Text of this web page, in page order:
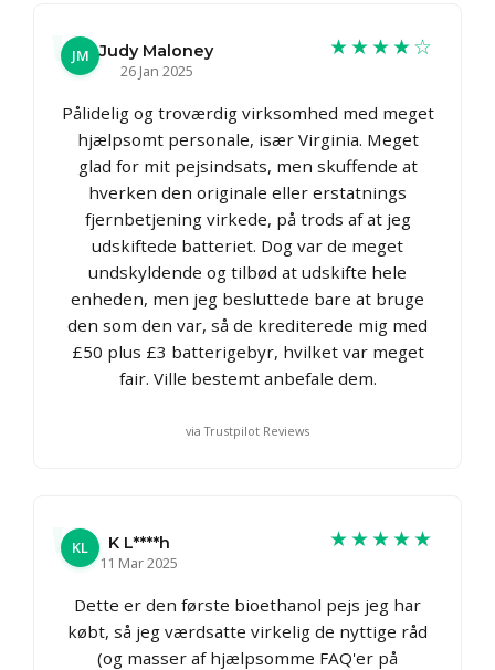
JM Judy Maloney
26 Jan 2025
★★★★☆
Pålidelig og troværdig virksomhed med meget
hjælpsomt personale, især Virginia. Meget
glad for mit pejsindsats, men skuffende at
hverken den originale eller erstatnings
fjernbetjening virkede, på trods af at jeg
udskiftede batteriet. Dog var de meget
undskyldende og tilbød at udskifte hele
enheden, men jeg besluttede bare at bruge
den som den var, så de krediterede mig med
£50 plus £3 batterigebyr, hvilket var meget
fair. Ville bestemt anbefale dem.
via Trustpilot Reviews
KL
K L****h
11 Mar 2025
★★★★★
Dette er den første bioethanol pejs jeg har
købt, så jeg værdsatte virkelig de nyttige råd
(og masser af hjælpsomme FAQ'er på